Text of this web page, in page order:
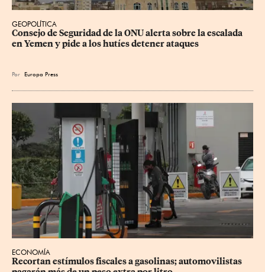
GEOPOLÍTICA
Consejo de Seguridad de la ONU alerta sobre la escalada
en Yemen y pide a los hutíes detener ataques
Por Europa Press
ECONOMÍA
Recortan estímulos fiscales a gasolinas; automovilistas